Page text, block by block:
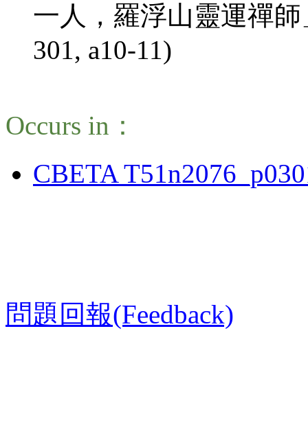
一人，羅浮山靈運禪師
301, a10-11)
Occurs in：
CBETA
問題回報(Feedback)